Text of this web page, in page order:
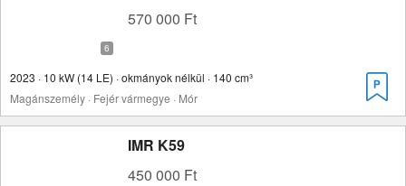
570 000 Ft
2023 · 10 kW (14 LE) · okmányok nélkül · 140 cm³
Magánszemély · Fejér vármegye · Mór
IMR K59
450 000 Ft